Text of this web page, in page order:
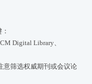
Digital Library、
筛选权威期刊或会议论